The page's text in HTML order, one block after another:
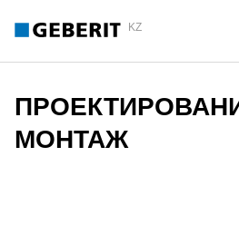
KZ
МОНТАЖ